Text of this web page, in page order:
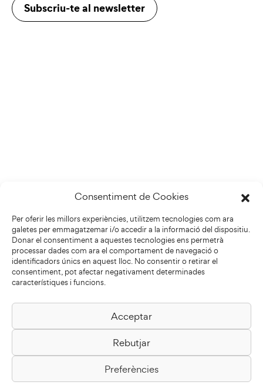
Consentiment de Cookies
Per oferir les millors experiències, utilitzem tecnologies com ara
galetes per emmagatzemar i/o accedir a la informació del dispositiu.
Donar el consentiment a aquestes tecnologies ens permetrà
processar dades com ara el comportament de navegació o
identificadors únics en aquest lloc. No consentir o retirar el
consentiment, pot afectar negativament determinades
característiques i funcions.
Acceptar
Rebutjar
Preferències
Subscriu-te al newsletter
Biblioteca Pilarin Bayés
Passeig de la Generalitat, 1
08500 Vic